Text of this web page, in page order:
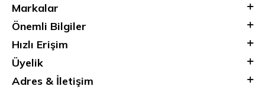
Markalar
Önemli Bilgiler
Hızlı Erişim
Üyelik
Adres & İletişim